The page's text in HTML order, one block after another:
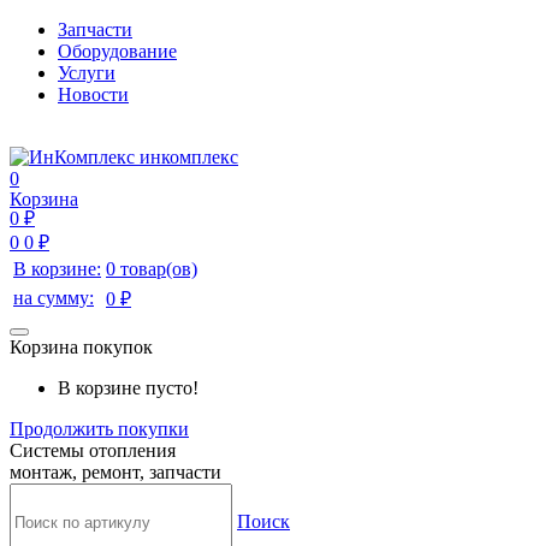
Запчасти
Оборудование
Услуги
Новости
инкомплекс
0
Корзина
0 ₽
0 0 ₽
В корзине: 0 товар(ов)
на сумму:
0 ₽
Корзина покупок
В корзине пусто!
Продолжить покупки
Системы отопления
монтаж, ремонт, запчасти
Поиск